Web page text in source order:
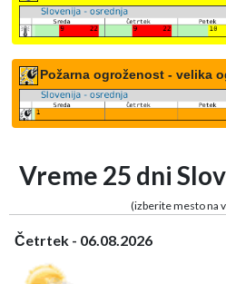
Požarna ogroženost - velika
Vreme 25 dni
(izberite mesto na
Četrtek - 06.08.2026